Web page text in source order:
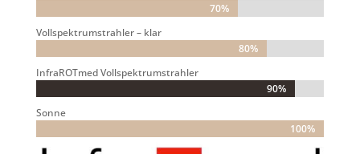
70%
70%
Vollspektrumstrahler – klar
80%
80%
InfraROTmed Vollspektrumstrahler
90%
90%
Sonne
100%
100%